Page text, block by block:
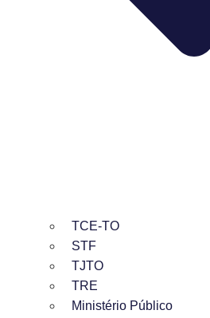
TCE-TO
STF
TJTO
TRE
Ministério Público